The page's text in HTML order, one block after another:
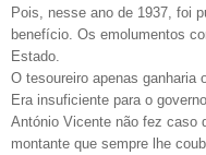
Pois, nesse ano de 1937, foi
benefício. Os emolumentos
Estado.
O tesoureiro apenas ganharia
Era insuficiente para o
António Vicente não fez caso
montante que sempre lhe